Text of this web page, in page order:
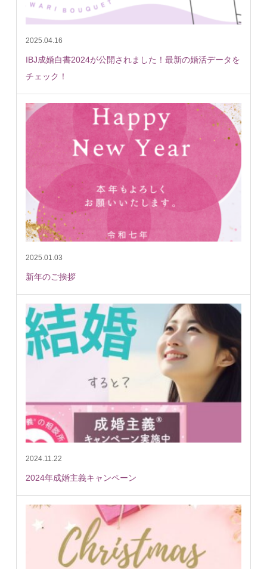
2025.04.16
IBJ成婚白書2024が公開されました！最新の婚活データを
チェック！
2025.01.03
新年のご挨拶
2024.11.22
2024年成婚主義キャンペーン